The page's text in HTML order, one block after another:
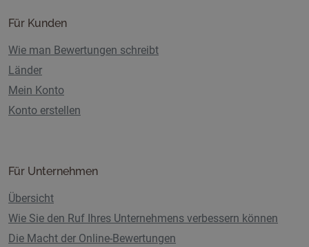
Für Kunden
Wie man Bewertungen schreibt
Länder
Mein Konto
Konto erstellen
Für Unternehmen
Übersicht
Wie Sie den Ruf Ihres Unternehmens verbessern können
Die Macht der Online-Bewertungen